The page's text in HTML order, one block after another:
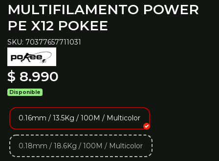
MULTIFILAMENTO POWER
PE X12 POKEE
SKU: 70377657711031
$ 8.990
Disponible
0.16mm / 13.5Kg / 100M / Multicolor
0.18mm / 18.6Kg / 100M / Multicolor